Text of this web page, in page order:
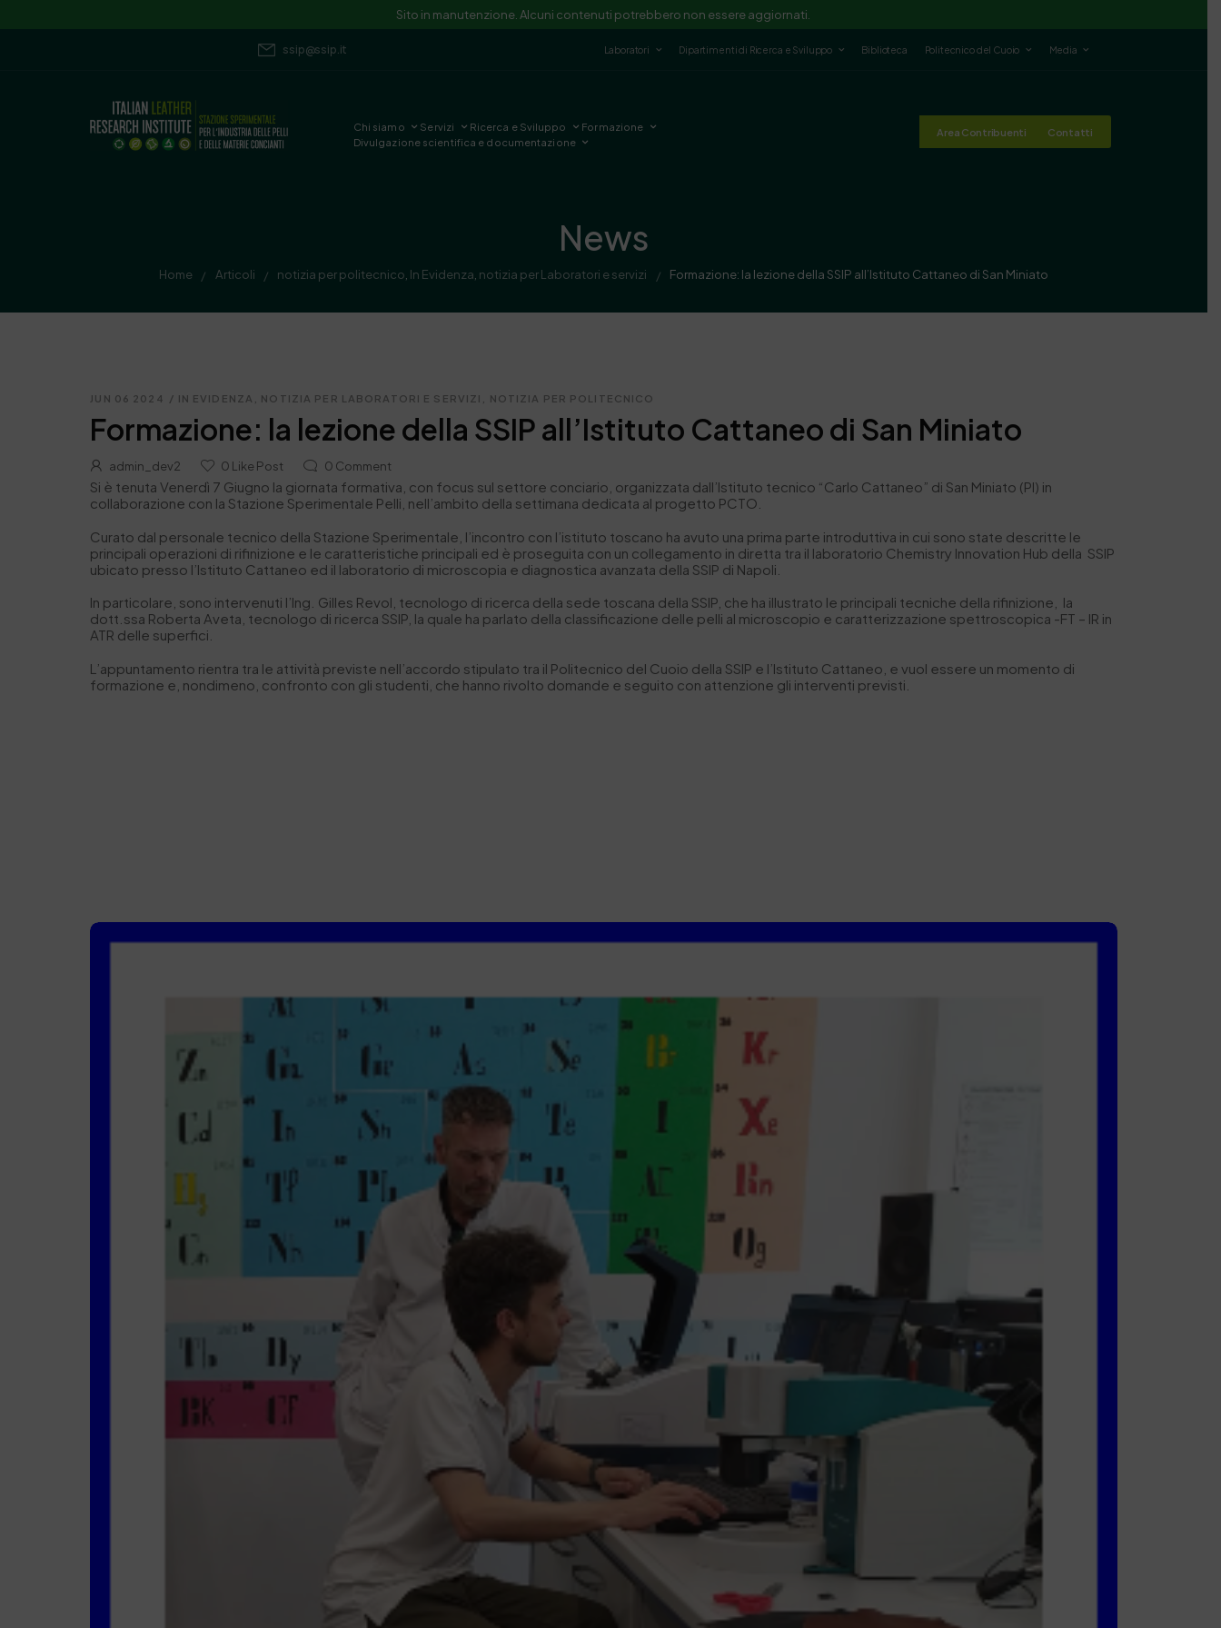
Sito in manutenzione. Alcuni contenuti potrebbero non essere aggiornati.
ssip@ssip.it Laboratori Dipartimenti di Ricerca e Sviluppo Biblioteca Politecnico del Cuoio Media
Chi siamo Servizi Ricerca e Sviluppo
Formazione
Divulgazione scientifica e documentazione
Area Contribuenti Contatti
News
Home / Articoli / notizia per politecnico In Evidenza notizia per Laboratori e servizi / Formazione: la lezione della SSIP all’Istituto Cattaneo di San Miniato
JUN 06 2024 / IN EVIDENZA NOTIZIA PER LABORATORI E SERVIZI NOTIZIA PER POLITECNICO
Formazione: la lezione della SSIP all’Istituto Cattaneo di San Miniato
admin_dev2 0 Like Post 0 Comment
Si è tenuta Venerdì 7 Giugno la giornata formativa, con focus sul settore conciario, organizzata dall’Istituto tecnico “Carlo Cattaneo” di San Miniato (PI) in
collaborazione con la Stazione Sperimentale Pelli, nell’ambito della settimana dedicata al progetto PCTO.
Curato dal personale tecnico della Stazione Sperimentale, l’incontro con l’istituto toscano ha avuto una prima parte introduttiva in cui sono state descritte le
principali operazioni di rifinizione e le caratteristiche principali ed è proseguita con un collegamento in diretta tra il laboratorio Chemistry Innovation Hub della SSIP
ubicato presso l’Istituto Cattaneo ed il laboratorio di microscopia e diagnostica avanzata della SSIP di Napoli.
In particolare, sono intervenuti l’Ing. Gilles Revol, tecnologo di ricerca della sede toscana della SSIP, che ha illustrato le principali tecniche della rifinizione, la
dott.ssa Roberta Aveta, tecnologo di ricerca SSIP, la quale ha parlato della classificazione delle pelli al microscopio e caratterizzazione spettroscopica -FT – IR in
ATR delle superfici.
L’appuntamento rientra tra le attività previste nell’accordo stipulato tra il Politecnico del Cuoio della SSIP e l’Istituto Cattaneo, e vuol essere un momento di
formazione e, nondimeno, confronto con gli studenti, che hanno rivolto domande e seguito con attenzione gli interventi previsti.